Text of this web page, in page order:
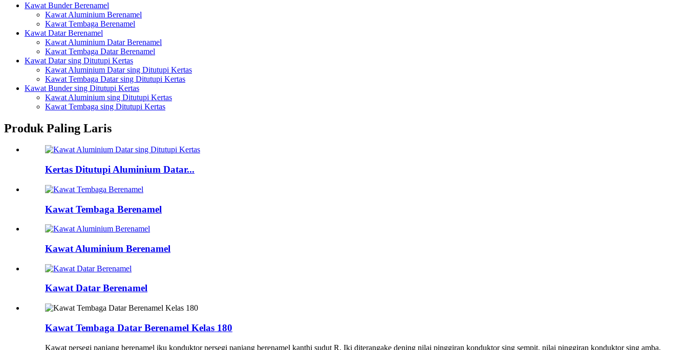
Kawat Bunder Berenamel
Kawat Aluminium Berenamel
Kawat Tembaga Berenamel
Kawat Datar Berenamel
Kawat Aluminium Datar Berenamel
Kawat Tembaga Datar Berenamel
Kawat Datar sing Ditutupi Kertas
Kawat Aluminium Datar sing Ditutupi Kertas
Kawat Tembaga Datar sing Ditutupi Kertas
Kawat Bunder sing Ditutupi Kertas
Kawat Aluminium sing Ditutupi Kertas
Kawat Tembaga sing Ditutupi Kertas
Produk Paling Laris
Kertas Ditutupi Aluminium Datar...
Kawat Tembaga Berenamel
Kawat Aluminium Berenamel
Kawat Datar Berenamel
Kawat Tembaga Datar Berenamel Kelas 180
Kawat persegi panjang berenamel iku konduktor persegi panjang berenamel kanthi sudut R. Iki diterangake dening nilai pinggiran konduktor sing sempit, nilai pinggiran konduktor sing amba,